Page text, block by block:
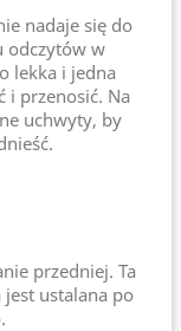
nadaje się do
odczytów w
lekka i jedna
i przenosić. Na
uchwyty, by
przedniej. Ta
jest ustalana po